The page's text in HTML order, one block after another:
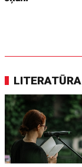
LITERATŪRA